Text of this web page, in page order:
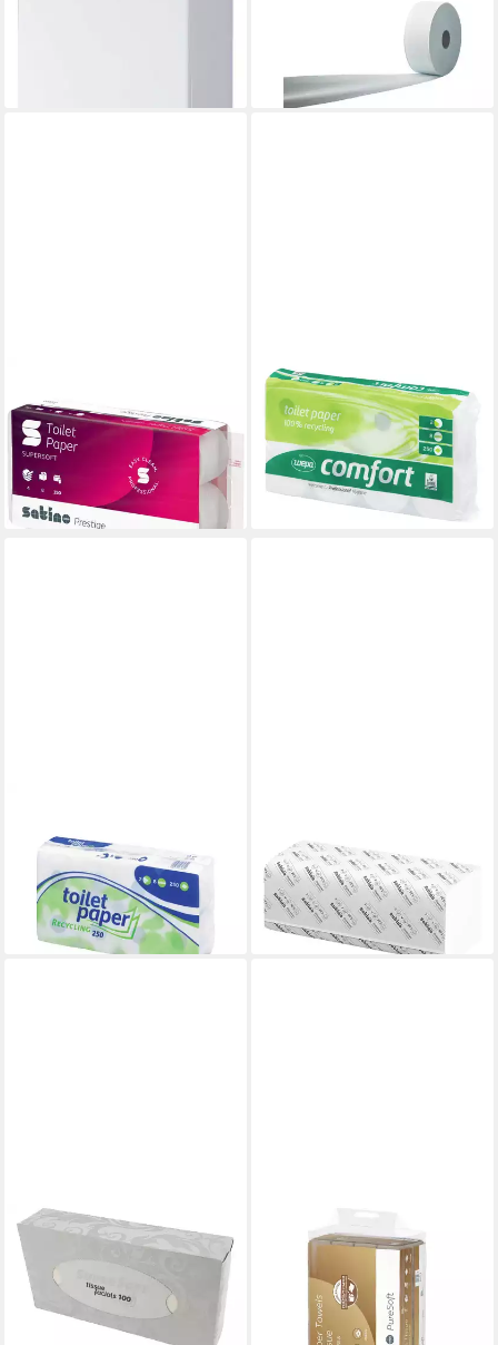
Toilettenpapier Großrolle
280m natur 6 Rollen
lieferbar - in 2-3 Werktagen bei dir
Toilettenpapier wepa 43030
satino by Toilettenpapier
Prestige, 4-lagig, hochweiß
16,94 €
lieferbar - in 7-9 Werktagen bei dir
WEPA
Toilettenpapier, Comfort 2-
lagig weiß 64 Rollen
ab 35,98 €
lieferbar in 5 Wochen
Toilettenpapier WEPASmart
2-lagig weiß 64 Rollen
ab 33,98 €
lieferbar in 5 Wochen
Zellstoff, Z-Falzung, hochweiß,
25x23 cm, 3000 Blatt
60,58 €
lieferbar - in 2-3 Werktagen bei dir
WEPA
Kosmetiktücher
Kosmetiktücher 100er 2lagig
21x19cm in Box (Packung 1-
St. Kosmetiktücher),
Papierhandtuch
Handtuchpapier PureSoft
braun 24x23cm 3.200 Blatt
53,11 €